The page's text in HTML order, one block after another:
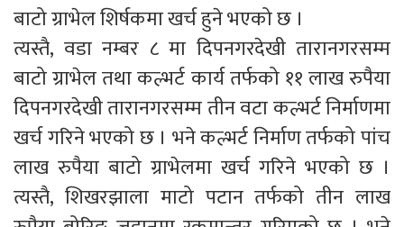
बाटो ग्राभेल शिर्षकमा खर्च हुने भएको छ ।
त्यस्तै, वडा नम्बर ८ मा दिपनगरदेखी तारानगरसम्म
बाटो ग्राभेल तथा कल्भर्ट कार्य तर्फको ११ लाख रुपैया
दिपनगरदेखी तारानगरसम्म तीन वटा कल्भर्ट निर्माणमा
खर्च गरिने भएको छ । भने कल्भर्ट निर्माण तर्फको पांच
लाख रुपैया बाटो ग्राभेलमा खर्च गरिने भएको छ ।
त्यस्तै, शिखरझाला माटो पटान तर्फको तीन लाख